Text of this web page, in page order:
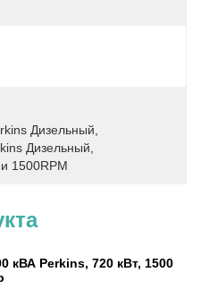
Дизельный
Дизельный
1500RPM
кВА Perkins, 720 кВт, 1500